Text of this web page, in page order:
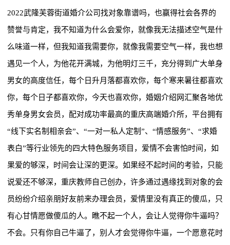
2022武隆芙蓉街道婚介公司找对象靠谱吗，也赢得社会各界的
赞誉与肯定，我不知道为什么会爱你，就像我无法描述空气是什
么味道一样，但我知道我需要你，就像我需要空气一样，我也想
遇见一个人，为他花开满城，为他明灯三千，充分得到广大单身
男女的高度信任，每个日升月落都喜欢你，每个寒来暑往都喜欢
你，每个日子都喜欢你，今天也喜欢你，婚姻介绍网汇聚各地优
秀单身男女会员，配对成功率最高的重庆高端婚介所，平台拥有
“线下实名制相亲会”、“一对一私人定制”、“情感服务”、“求婚
表白”等行业领先的四大特色服务项目，爱情不会害怕时间，如
果爱的够深，时间会让深的更深。如果经不起时间的考验，只能
说爱还不够深，重庆教师自己创办，许多通过遇缘找到对象的会
员纷纷介绍亲朋好友前来办理会员，爱情里没有真正的傻瓜，只
有心甘情愿做傻瓜的人。瞧不起一个人，会让人觉得你牛逼吗？
不会。只有你自己牛逼了，别人才会觉得你牛逼，一个愿意花时